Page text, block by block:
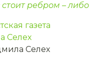
стоит ребром –
газета
Селех
Селех